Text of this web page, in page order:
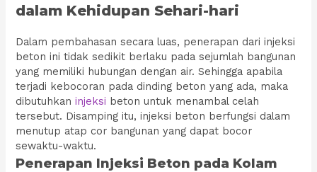
dalam Kehidupan Sehari-hari
Dalam pembahasan secara luas, penerapan dari injeksi
beton ini tidak sedikit berlaku pada sejumlah bangunan
yang memiliki hubungan dengan air. Sehingga apabila
terjadi kebocoran pada dinding beton yang ada, maka
dibutuhkaninjeksi beton untuk menambal celah
tersebut. Disamping itu, injeksi beton berfungsi dalam
menutup atap cor bangunan yang dapat bocor
sewaktu-waktu.
Penerapan Injeksi Beton pada Kolam